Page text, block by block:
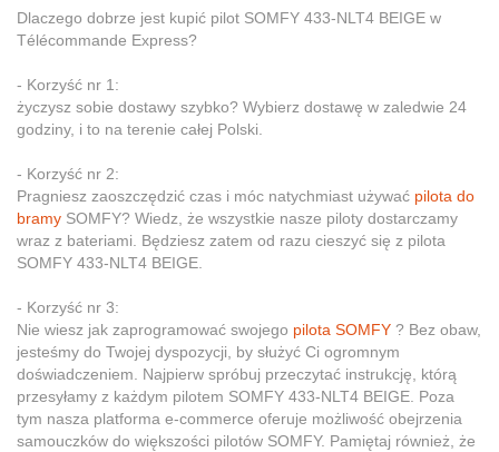
Dlaczego dobrze jest kupić pilot SOMFY 433-NLT4 BEIGE w
Télécommande Express?
- Korzyść nr 1:
życzysz sobie dostawy szybko? Wybierz dostawę w zaledwie 24
godziny, i to na terenie całej Polski.
- Korzyść nr 2:
Pragniesz zaoszczędzić czas i móc natychmiast używać pilota do
bramy SOMFY? Wiedz, że wszystkie nasze piloty dostarczamy
wraz z bateriami. Będziesz zatem od razu cieszyć się z pilota
SOMFY 433-NLT4 BEIGE.
- Korzyść nr 3:
Nie wiesz jak zaprogramować swojego pilota SOMFY ? Bez obaw,
jesteśmy do Twojej dyspozycji, by służyć Ci ogromnym
doświadczeniem. Najpierw spróbuj przeczytać instrukcję, którą
przesyłamy z każdym pilotem SOMFY 433-NLT4 BEIGE. Poza
tym nasza platforma e-commerce oferuje możliwość obejrzenia
samouczków do większości pilotów SOMFY. Pamiętaj również, że